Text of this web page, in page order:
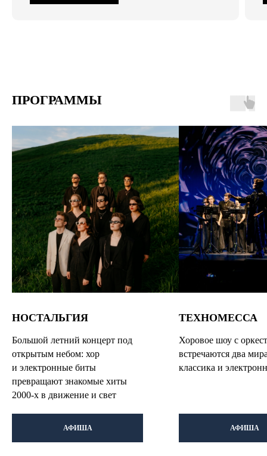
ПРОГРАММЫ
НОСТАЛЬГИЯ
Большой летний концерт под
открытым небом: хор
и электронные биты
превращают знакомые хиты
2000-х в движение и свет
АФИША
ТЕХНОМЕССА
Хоровое шоу с
встречаются два
классика и
АФИША